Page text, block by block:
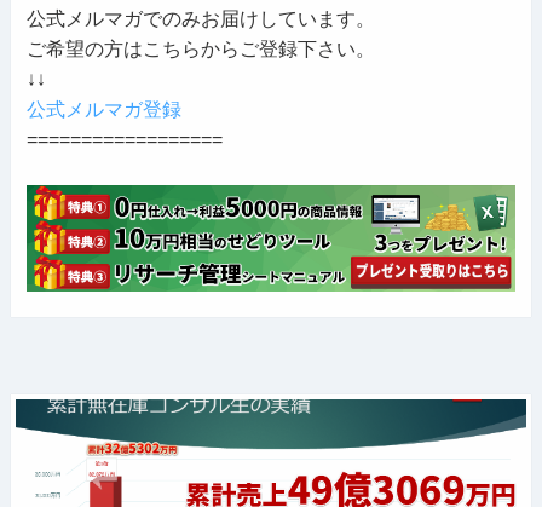
公式メルマガでのみお届けしています。
ご希望の方はこちらからご登録下さい。
↓↓
公式メルマガ登録
==================